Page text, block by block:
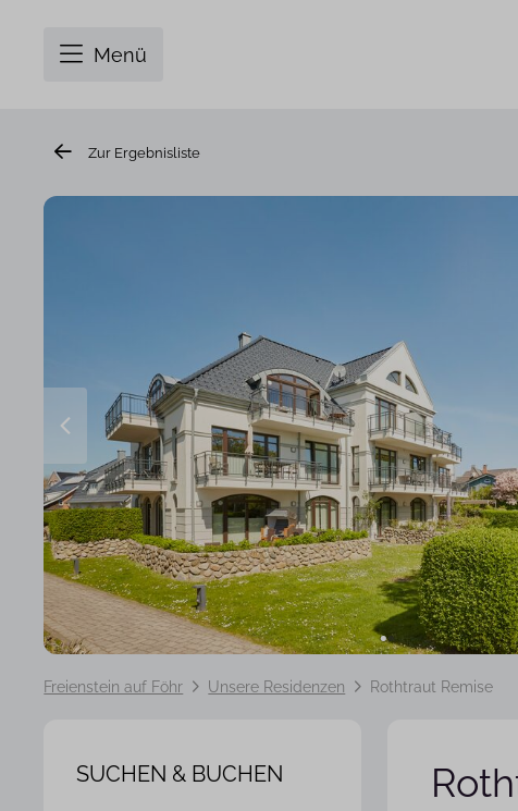
Menü
Zur Ergebnisliste
Freienstein auf Föhr Unsere Residenzen Rothtraut Remise
SUCHEN & BUCHEN